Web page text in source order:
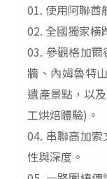
01. 使用阿聯酋
02. 全國獨家橫
03. 參觀格加
牆、內姆魯特
遺產景點，以
工烘焙體驗)。
04. 串聯高加
性與深度。